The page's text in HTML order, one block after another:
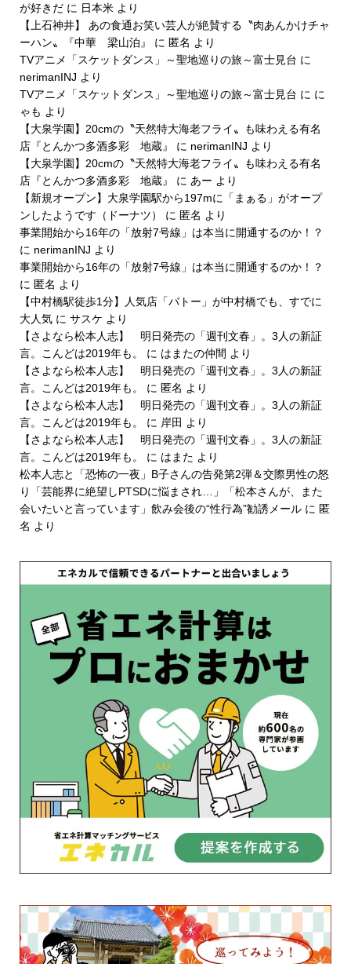
が好きだに 日本米より
【上石神井】 あの食通お笑い芸人が絶賛する〝肉あんかけチャ
ーハン〟『中華 梁山泊』
に 匿名 より
TVアニメ「スケットダンス」～聖地巡りの旅～富士見台 に
nerimanINJ より
TVアニメ「スケットダンス」～聖地巡りの旅～富士見台 に に
ゃも より
【大泉学園】20cmの〝天然特大海老フライ〟も味わえる有名
店『とんかつ多酒多彩 地蔵』
に nerimanINJ より
【大泉学園】20cmの〝天然特大海老フライ〟も味わえる有名
店『とんかつ多酒多彩 地蔵』
に あー より
【新規オープン】大泉学園駅から197mに「まぁる」がオープ
ンしたようです（ドーナツ）
に 匿名 より
事業開始から16年の「放射7号線」は本当に開通するのか！？
に nerimanINJ より
事業開始から16年の「放射7号線」は本当に開通するのか！？
に 匿名 より
【中村橋駅徒歩1分】人気店「バトー」が中村橋でも、すでに
大人気に サスケ より
【さよなら松本人志】 明日発売の「週刊文春」。3人の新証
言。こんどは2019年も。
に はまたの仲間 より
【さよなら松本人志】 明日発売の「週刊文春」。3人の新証
言。こんどは2019年も。
に 匿名 より
【さよなら松本人志】 明日発売の「週刊文春」。3人の新証
言。こんどは2019年も。
に 岸田 より
【さよなら松本人志】 明日発売の「週刊文春」。3人の新証
言。こんどは2019年も。
に はまた より
松本人志と「恐怖の一夜」B子さんの告発第2弾＆交際男性の怒
り「芸能界に絶望しPTSDに悩まされ…」「松本さんが、また
会いたいと言っています」飲み会後の“性行為”勧誘メールに 匿
名 より